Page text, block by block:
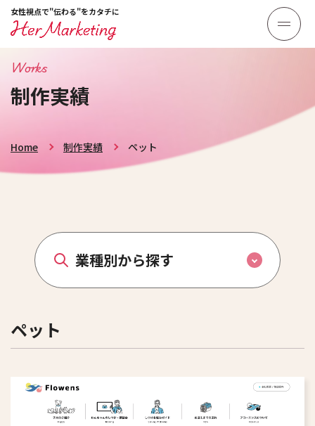
女性視点で"伝わる"をカタチに
Works
制作実績
Home 制作実績 ペット
業種別から探す
病院・クリニック ペット
ペット